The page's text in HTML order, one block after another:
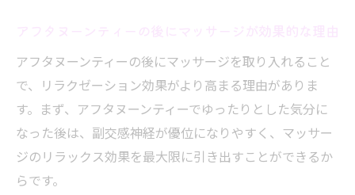
アフタヌーンティーの後にマッサージを取り入れること
で、リラクゼーション効果がより高まる理由がありま
す。まず、アフタヌーンティーでゆったりとした気分に
なった後は、副交感神経が優位になりやすく、マッサー
ジのリラックス効果を最大限に引き出すことができるか
らです。